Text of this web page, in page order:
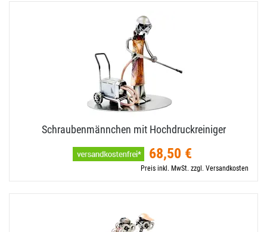
Schraubenmännchen mit Hochdruckreiniger
68,50 €
Preis inkl. MwSt. zzgl. Versandkosten